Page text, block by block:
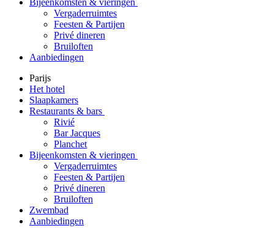
Bijeenkomsten & vieringen
Vergaderruimtes
Feesten & Partijen
Privé dineren
Bruiloften
Aanbiedingen
Parijs
Het hotel
Slaapkamers
Restaurants & bars
Rivié
Bar Jacques
Planchet
Bijeenkomsten & vieringen
Vergaderruimtes
Feesten & Partijen
Privé dineren
Bruiloften
Zwembad
Aanbiedingen